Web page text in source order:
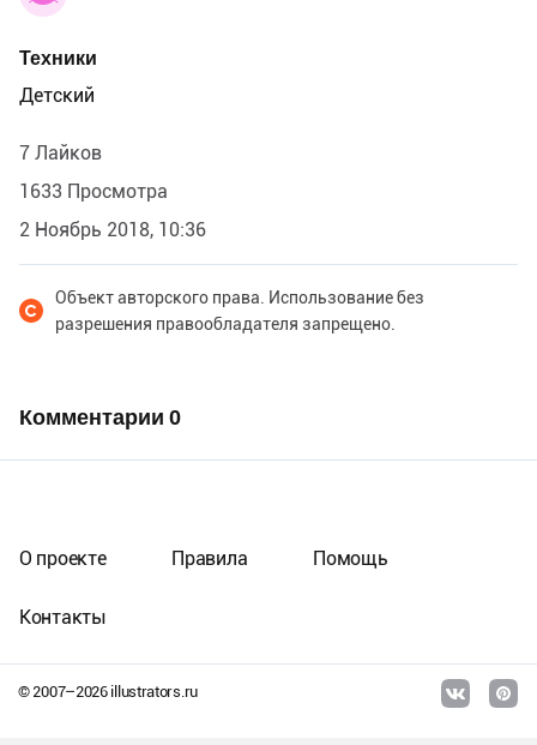
Техники
Детский
7 Лайков
1633 Просмотра
2 Ноябрь 2018, 10:36
Объект авторского права. Использование без
разрешения правообладателя запрещено.
Комментарии 0
© 2007–2026illustrators.ru
О проекте Правила Помощь
Контакты